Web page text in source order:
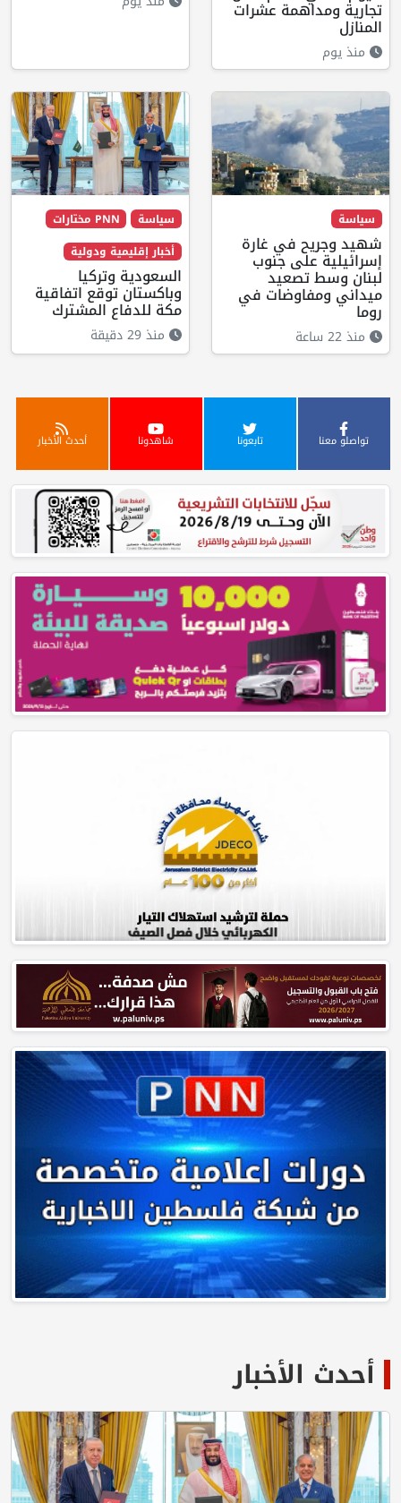
تجارية ومداهمة عشرات
المنازل
منذ يوم
سياسة
شهيد وجريح في غارة
إسرائيلية على جنوب
لبنان وسط تصعيد
ميداني ومفاوضات في
روما
منذ 22 ساعة
سياسة
PNN مختارات
أخبار إقليمية ودولية
السعودية وتركيا
وباكستان توقع اتفاقية
مكة للدفاع المشترك
منذ 29 دقيقة
تواصلو معنا تابعونا شاهدونا أحدث الأخبار
أحدث الأخبار